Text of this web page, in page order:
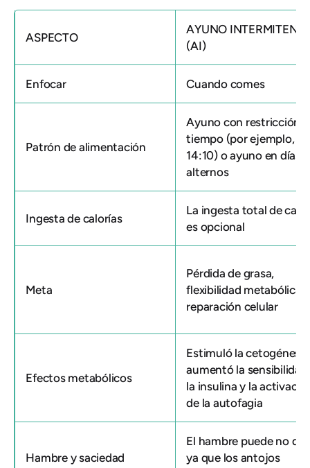
ASPECTO
AYUNO
(AI)
Enfocar Cuando comes
Patrón de alimentación
Ayuno con restricción
tiempo (por ejemplo,
14:10) o ayuno en días
alternos
Ingesta de calorías
La ingesta total de
es opcional
Meta
Pérdida de grasa,
flexibilidad metabólica,
reparación celular
Efectos metabólicos
Estimuló la
aumentó la sensibilidad
la insulina y la
de la autofagia
Hambre y saciedad
El hambre puede no
ya que los antojos